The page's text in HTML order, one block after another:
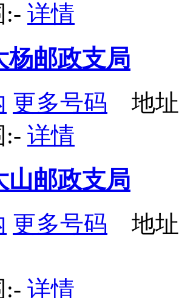
:- 详情
杨邮政支局
更多号码 地址
:- 详情
山邮政支局
更多号码 地址
:- 详情